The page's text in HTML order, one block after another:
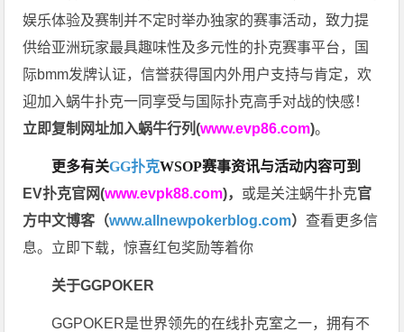
娱乐体验及赛制并不定时举办独家的赛事活动，致力提
供给亚洲玩家最具趣味性及多元性的扑克赛事平台，国
际bmm发牌认证，信誉获得国内外用户支持与肯定，欢
迎加入蜗牛扑克一同享受与国际扑克高手对战的快感！
立即复制网址加入蜗牛行列(www.evp86.com)。
更多有关GG扑克WSOP赛事资讯与活动内容可到
EV扑克官网(www.evpk88.com)， 或是关注蜗牛扑克官
方中文博客（www.allnewpokerblog.com）查看更多信
息。立即下载，惊喜红包奖励等着你
关于GGPOKER
GGPOKER是世界领先的在线扑克室之一，拥有不